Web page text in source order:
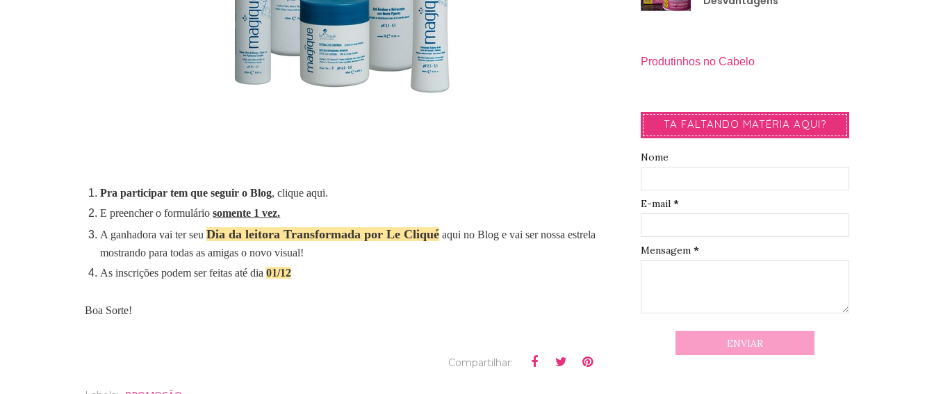
Pra participar tem que seguir o Blog, clique aqui.
E preencher o formuláriosomente 1 vez.
A ganhadora vai ter seuDia da leitora Transformada por Le Cliqué aqui no Blog e vai ser nossa estrela
mostrando para todas as amigas o novo visual!
As inscrições podem ser feitas até dia01/12
Boa Sorte!
Compartilhar:
Produtinhos no Cabelo
TA FALTANDO MATÉRIA AQUI?
Nome
E-mail *
Mensagem *